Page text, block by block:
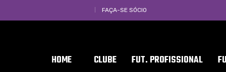
FAÇA-SE SÓCIO
HOME CLUBE FUT. PROFISSIONAL